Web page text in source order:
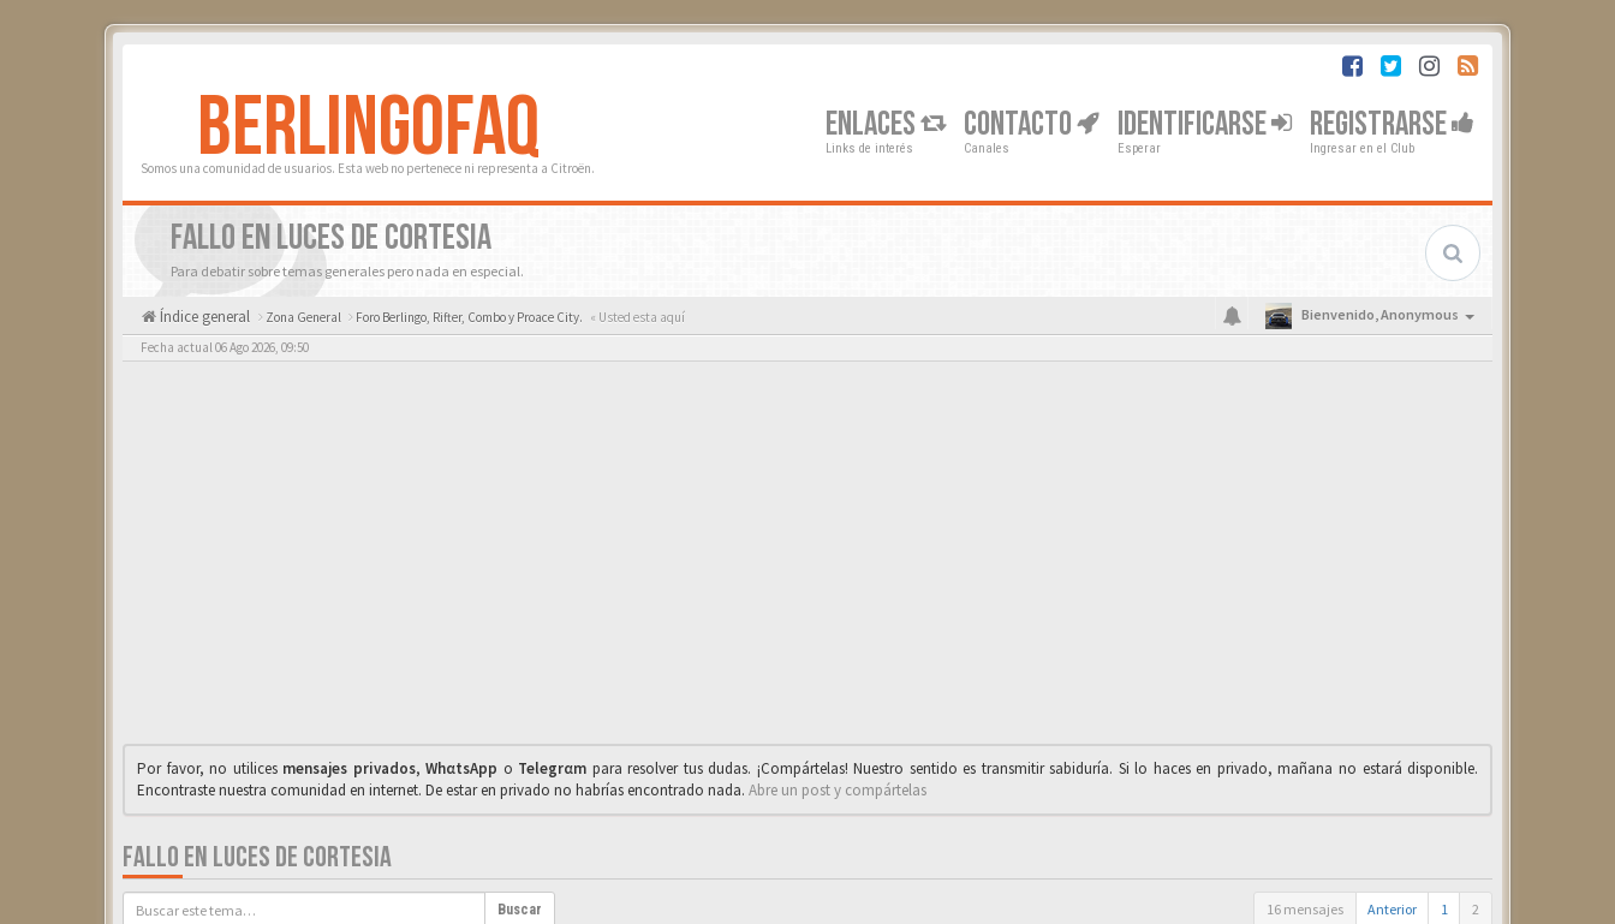
BERLINGOFAQ
Somos una comunidad de usuarios. Esta web no pertenece ni representa a Citroën.
ENLACES
Links de interés
CONTACTO
Canales
IDENTIFICARSE
Esperar
REGISTRARSE
Ingresar en el Club
FALLO EN LUCES DE CORTESIA
Para debatir sobre temas generales pero nada en especial.
Índice general Zona General Foro Berlingo, Rifter, Combo y Proace City. « Usted esta aquí Bienvenido,Anonymous
Fecha actual 06 Ago 2026, 09:50
Por favor, no utilices mensajes privados,WhαtsApp o Telegrαm para resolver tus dudas. ¡Compártelas! Nuestro sentido es transmitir sabiduría. Si lo haces en privado, mañana no estará disponible.
Encontraste nuestra comunidad en internet. De estar en privado no habrías encontrado nada. Abre un post y compártelas
FALLO EN LUCES DE CORTESIA
Buscar 16 mensajes Anterior 1 2